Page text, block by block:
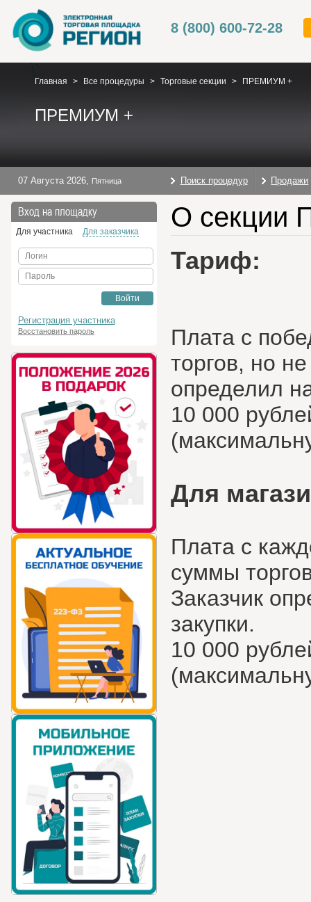
8 (800) 600-72-28
Главная > Все процедуры > Торговые секции > ПРЕМИУМ +
ПРЕМИУМ +
07 Августа 2026, Пятница Поиск процедур Продажи
Вход на площадку
Для участника Для заказчика
Логин
Пароль
Войти
Регистрация участника
Восстановить пароль
О
Тариф:
Плата с
торгов, но
определил
10 000
Для
Плата с
суммы
Заказчик
закупки.
10 000